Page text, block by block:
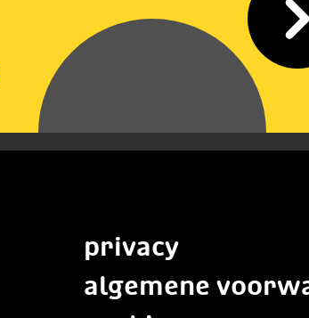
privacy
algemene